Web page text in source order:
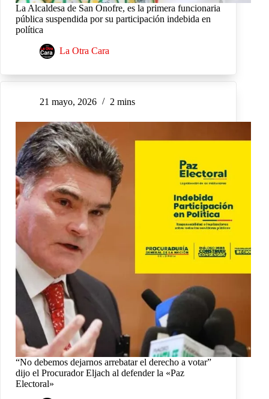
La Alcaldesa de San Onofre, es la primera funcionaria
pública suspendida por su participación indebida en
política
La Otra Cara
21 mayo, 2026 2 mins
“No debemos dejarnos arrebatar el derecho a votar”
dijo el Procurador Eljach al defender la «Paz
Electoral»